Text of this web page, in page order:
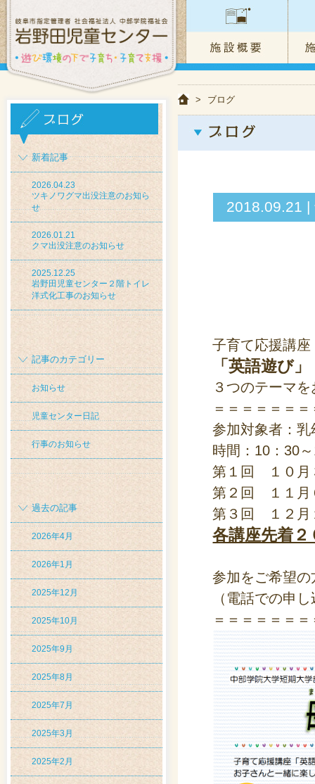
新着記事
2026.04.23
ツキノワグマ出没注意のお知ら
せ
2026.01.21
クマ出没注意のお知らせ
2025.12.25
岩野田児童センター２階トイレ
洋式化工事のお知らせ
記事のカテゴリー
お知らせ
児童センター日記
行事のお知らせ
過去の記事
2026年4月
2026年1月
2025年12月
2025年10月
2025年9月
2025年8月
2025年7月
2025年3月
2025年2月
> ブログ
2018.09.21
子育て応援講
「英語遊び
３つのテーマ
＝＝＝＝＝＝
参加対象者：乳
時間：10：30
第１回 １０月
第２回 １１月
第３回 １２月
各講座先着２
参加をご希望
（電話での申
＝＝＝＝＝＝